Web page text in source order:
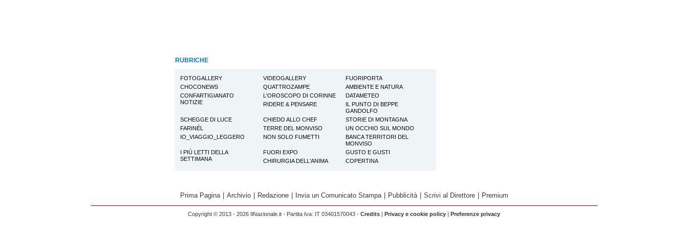
RUBRICHE
FOTOGALLERY VIDEOGALLERY
FUORIPORTA
CHOCONEWS
QUATTROZAMPE
AMBIENTE E NATURA
CONFARTIGIANATO
NOTIZIE
L'OROSCOPO DI CORINNE
DATAMETEO
RIDERE & PENSARE
IL PUNTO DI BEPPE
GANDOLFO
SCHEGGE DI LUCE
CHIEDO ALLO CHEF
STORIE DI MONTAGNA
FARINÉL
TERRE DEL MONVISO
UN OCCHIO SUL MONDO
IO_VIAGGIO_LEGGERO
NON SOLO FUMETTI
BANCA TERRITORI DEL
MONVISO
I PIÙ LETTI DELLA
SETTIMANA
FUORI EXPO
GUSTO E GUSTI
CHIRURGIA DELL'ANIMA
COPERTINA
Prima Pagina Archivio Redazione Invia un Comunicato Stampa Pubblicità Scrivi al Direttore Premium
Copyright © 2013 - 2026 IlNazionale.it - Partita Iva: IT 03401570043 - Credits Privacy e cookie policy Preferenze privacy